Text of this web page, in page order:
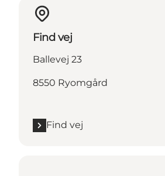
Find vej
Ballevej 23
8550 Ryomgård
Find vej